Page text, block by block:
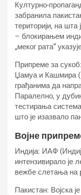
Културно-
забранила
територији, на
– блокирањем
„меког рата“
Припреме за сукоб:
Џамуа и Кашмира
грађанима да
Паралелно, у
тестирања
што је изазвало
Војне
Индија: ИАФ
интензивирало је
вежбе слетања на
Пакистан: Војска